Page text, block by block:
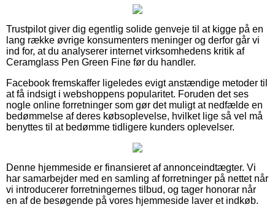
Trustpilot giver dig egentlig solide genveje til at kigge på en
lang række øvrige konsumenters meninger og derfor går vi
ind for, at du analyserer internet virksomhedens kritik af
Ceramglass Pen Green Fine før du handler.
Facebook fremskaffer ligeledes evigt anstændige metoder til
at få indsigt i webshoppens popularitet. Foruden det ses
nogle online forretninger som gør det muligt at nedfælde en
bedømmelse af deres købsoplevelse, hvilket lige så vel må
benyttes til at bedømme tidligere kunders oplevelser.
Denne hjemmeside er finansieret af annonceindtægter. Vi
har samarbejder med en samling af forretninger på nettet når
vi introducerer forretningernes tilbud, og tager honorar når
en af de besøgende på vores hjemmeside laver et indkøb.